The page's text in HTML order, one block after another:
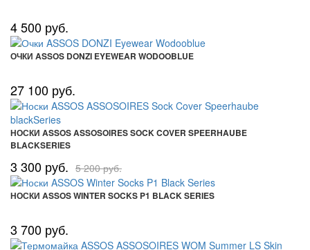
4 500 руб.
ОЧКИ ASSOS DONZI EYEWEAR WODOOBLUE
27 100 руб.
НОСКИ ASSOS ASSOSOIRES SOCK COVER SPEERHAUBE
BLACKSERIES
3 300 руб. 5 200 руб.
НОСКИ ASSOS WINTER SOCKS P1 BLACK SERIES
3 700 руб.